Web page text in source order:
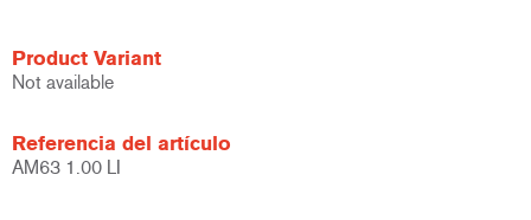
Product Variant
Not available
Referencia del artículo
AM63 1.00 LI